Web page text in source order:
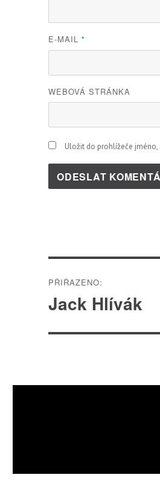
E-MAIL*
WEBOVÁ STRÁNKA
Uložit do prohlížeče
pro
PŘIŘAZENO:
Jack Hlívák